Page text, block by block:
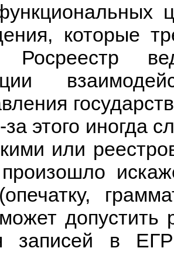
которые
Росреестр
этого иногда
или
допустить
записей в